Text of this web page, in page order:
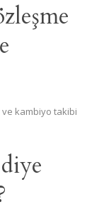
kambiyo takibi